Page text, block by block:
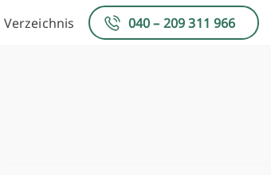
Verzeichnis 040 – 209 311 966